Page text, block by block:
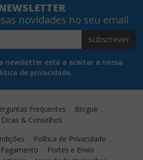
novidades no seu email
subscrever
newsletter está a aceitar a nossa
de privacidade.
Frequentes
Blogue
Dicas & Conselhos
Política de Privacidade
Portes e Envio